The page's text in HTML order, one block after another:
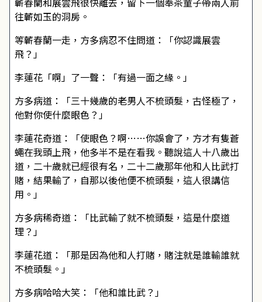
往蘄如玉的洞房。
等蘄春蘭一走，方多病忍不住問道：「你認識展雲
飛？」
李蓮花「啊」了一聲：「有過一面之緣。」
方多病道：「三十幾歲的老男人不梳頭髮，古怪極了，
他對你使什麼眼色？」
李蓮花奇道：「使眼色？啊……你誤會了，方才有隻蒼
蠅在我頭上飛，他多半不是在看我。聽說這人十八歲出
道，二十歲就已經很有名，二十二歲那年他和人比武打
賭，結果輸了，自那以後他便不梳頭髮，這人很講信
用。」
方多病稀奇道：「比武輸了就不梳頭髮，這是什麼道
理？」
李蓮花道：「那是因為他和人打賭，賭注就是誰輸誰就
不梳頭髮。」
方多病哈哈大笑：「他和誰比武？」